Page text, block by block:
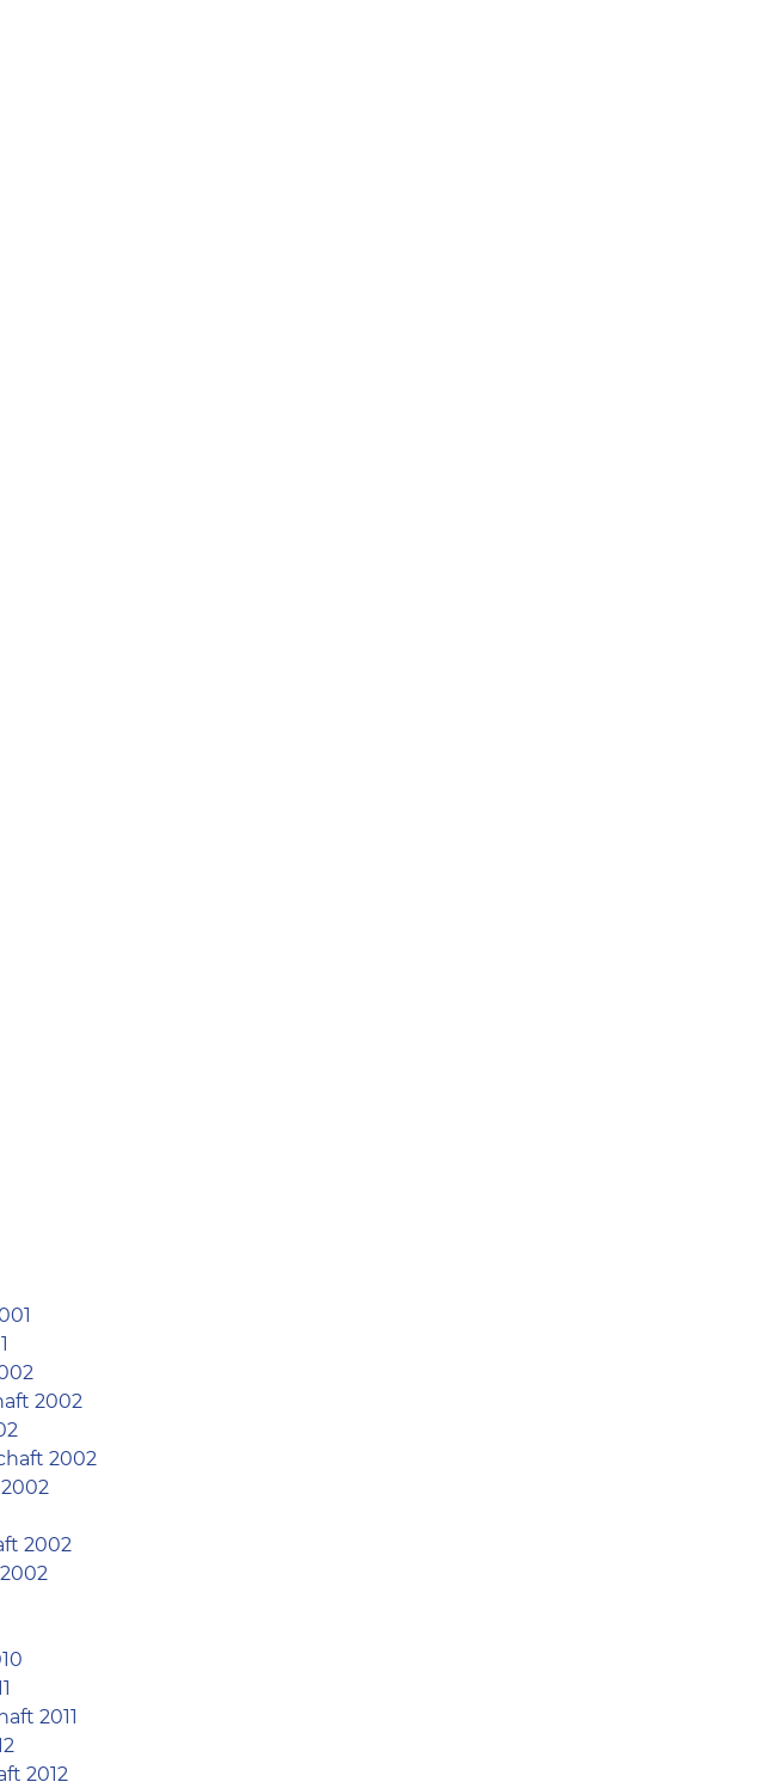
2002
2002
2002
2011
2012